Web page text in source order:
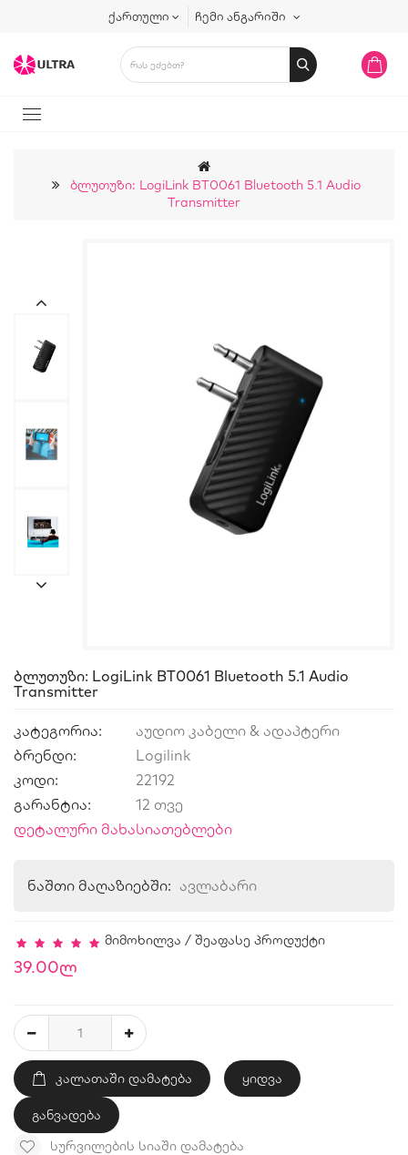
ქართული ჩემი ანგარიში
Ბლუთუზი: LogiLink BT0061 Bluetooth 5.1 Audio
Transmitter
Ბლუთუზი: LogiLink BT0061 Bluetooth 5.1 Audio
Transmitter
კატეგორია:
აუდიო კაბელი & ადაპტერი
ბრენდი:
Logilink
კოდი:
22192
გარანტია:
12 თვე
დეტალური მახასიათებლები
ნაშთი მაღაზიებში: ავლაბარი
მიმოხილვა / შეაფასე პროდუქტი
39.00ლ
ᲙᲐᲚᲐᲗᲐᲨᲘ ᲓᲐᲛᲐᲢᲔᲑᲐ ყიდვა
განვადება
ᲡᲣᲠᲕᲘᲚᲔᲑᲘᲡ ᲡᲘᲐᲨᲘ ᲓᲐᲛᲐᲢᲔᲑᲐ